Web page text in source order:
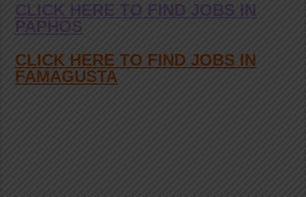
CLICK HERE TO FIND JOBS IN
PAPHOS
CLICK HERE TO FIND JOBS IN
FAMAGUSTA